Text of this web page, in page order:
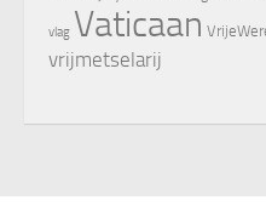
vlag Vaticaan
vrijmetselarij